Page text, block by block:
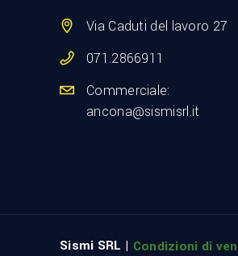
Via Caduti del lavoro 27
071.2866911
Commerciale:
ancona@sismisrl.it
Sismi SRL | Condizioni di